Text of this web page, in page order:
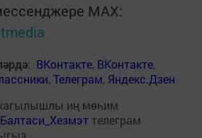
MАХ:
: ВКонтакте, ВКонтакте,
,Телеграм, Яндекс.Дзен
иң мөһим
Балтаси_Хезмэт телеграм